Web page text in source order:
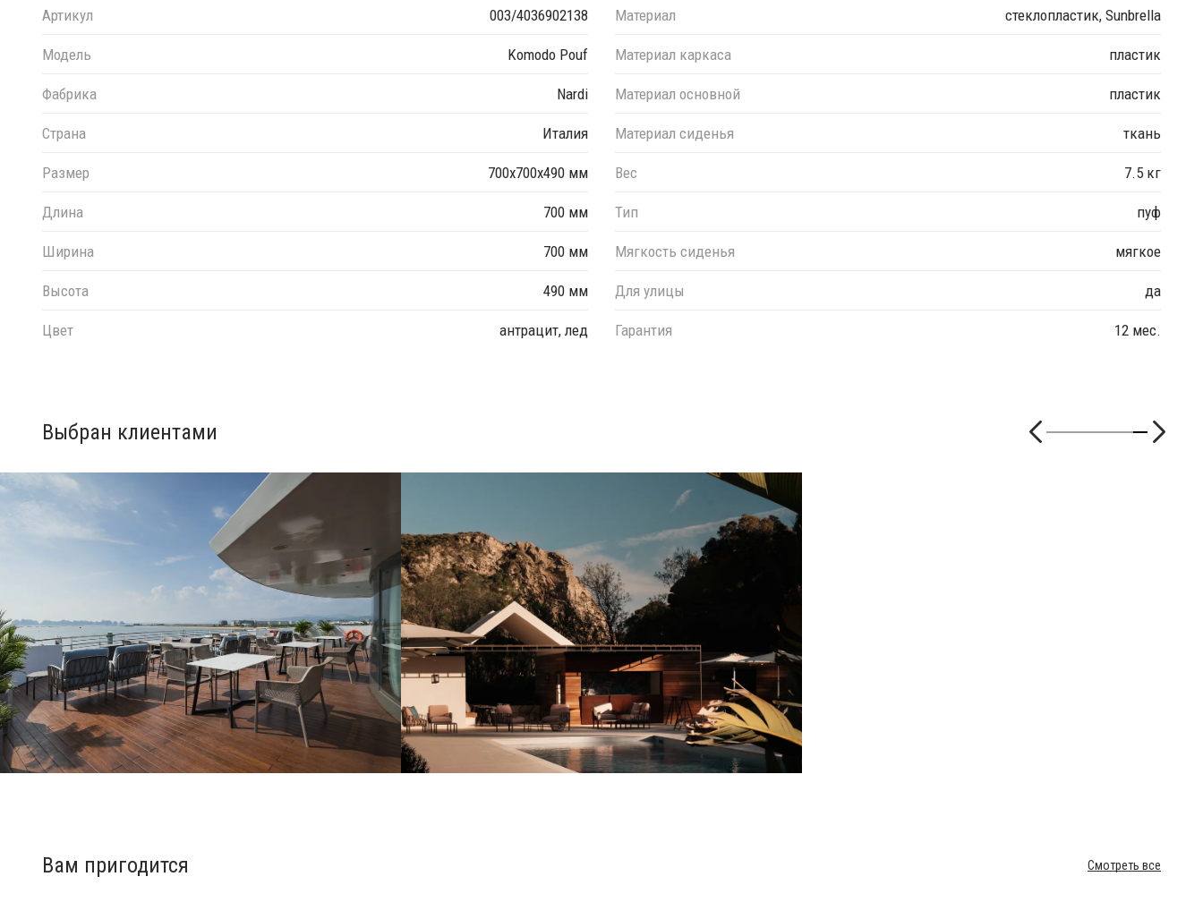
комбинируются между собой в любой последовательности, создавая индивидуальные решения для Вашего
Артикул 003/4036902138
Модель Komodo Pouf
Фабрика Nardi
Страна Италия
Размер 700х700х490 мм
Длина 700 мм
Ширина 700 мм
Высота 490 мм
Цвет антрацит, лед
Материал стеклопластик, Sunbrella
Материал каркаса пластик
Материал основной пластик
Материал сиденья ткань
Вес 7.5 кг
Тип пуф
Мягкость сиденья мягкое
Для улицы да
Гарантия 12 мес.
Выбран клиентами
Вам пригодится Смотреть все